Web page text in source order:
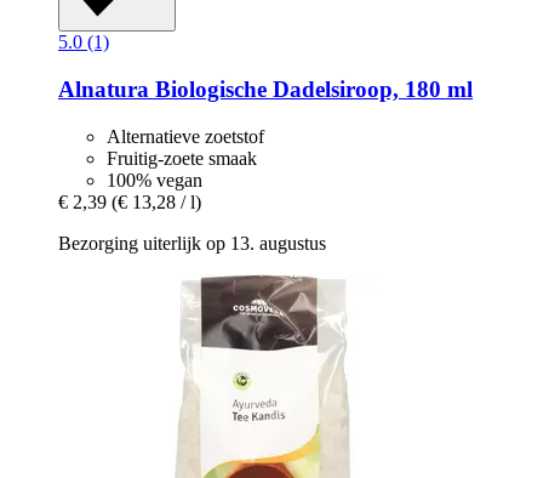
5.0 (1)
Alnatura Biologische Dadelsiroop, 180 ml
Alternatieve zoetstof
Fruitig-zoete smaak
100% vegan
€ 2,39 (€ 13,28 / l)
Bezorging uiterlijk op 13. augustus